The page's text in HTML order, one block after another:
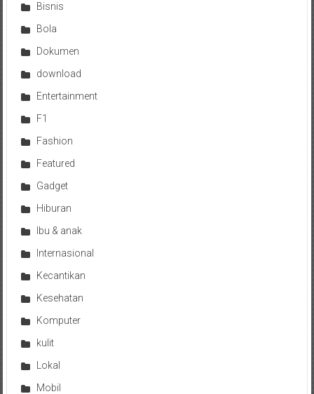
Bisnis
Bola
Dokumen
download
Entertainment
F1
Fashion
Featured
Gadget
Hiburan
Ibu & anak
Internasional
Kecantikan
Kesehatan
Komputer
kulit
Lokal
Mobil